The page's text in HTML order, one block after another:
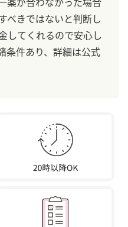
べきではないと判断し
してくれるので安心し
条件あり、詳細は公式